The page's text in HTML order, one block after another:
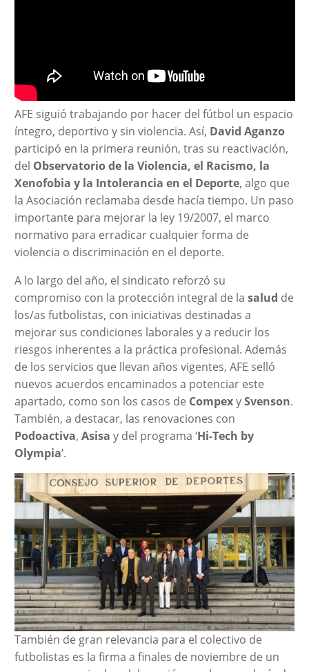
AFE siguió trabajando por hacer del fútbol un espacio
íntegro, deportivo y sin violencia. Así, David Aganzo
participó en la primera reunión, tras su reactivación,
del Observatorio de la Violencia, el Racismo, la
Xenofobia y la Intolerancia en el Deporte, algo que
la Asociación reclamaba desde hacía tiempo. Un paso
importante para mejorar la ley 19/2007, el marco
normativo para erradicar cualquier forma de
violencia o discriminación en el deporte.
A lo largo del año, el sindicato reforzó su
compromiso con la protección integral de la salud de
los/as futbolistas, con iniciativas destinadas a
mejorar sus condiciones laborales y a reducir los
riesgos inherentes a la práctica profesional. Además
de los servicios que llevan años vigentes, AFE selló
nuevos acuerdos encaminados a potenciar este
apartado, como son los casos de CompexySvenson.
También, a destacar, las renovaciones con
Podoactiva, Asisa y del programa ‘Hi-Tech by
Olympia’.
También de gran relevancia para el colectivo de
futbolistas es la firma a finales de noviembre de un